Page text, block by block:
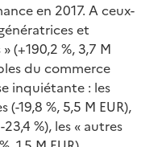
en 2017. A ceux-
et
(+190,2 %, 3,7 M
du commerce
inquiétante : les
19,8 %, 5,5 M EUR),
%), les « autres